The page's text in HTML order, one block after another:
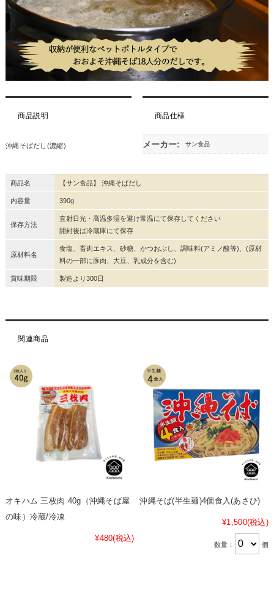
商品説明
沖縄そばだし(濃縮)
商品仕様
メーカー: サン食品
商品名 【サン食品】 沖縄そばだし
内容量 390g
保存方法
直射日光・高温多湿を避け常温にて保存してください
開封後は冷蔵庫にて保存
原材料名
食塩、畜肉エキス、砂糖、かつおぶし、調味料(アミノ酸等)、(原材
料の一部に豚肉、大豆、乳成分を含む)
賞味期限 製造より300日
関連商品
オキハム 三枚肉 40g（沖縄そば屋
の味）冷蔵/冷凍
¥480(税込)
沖縄そば(半生麺)4個食入(あさひ)
¥1,500(税込)
数量： 個